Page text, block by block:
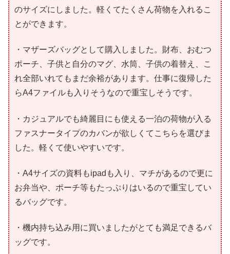
のサイズにしました。軽くてたくさん荷物を入れるこ
とができます。
・マザーズバッグとして購入しました。財布、おむつ
ポーチ、子供と自分のマグ、水筒、子供の着替え、こ
れ全部いれてもまだ余裕があります。仕事に復帰した
らA4ファイルも入りそうなので重宝しそうです。
・カジュアルでも綺麗目にも使える一泊の荷物が入る
ファスナータイプのカバンが欲しくてこちらを選びま
した。軽くて使いやすいです。
・A4サイズの資料もipadも入り、マチがあるので更に
お弁当や、ポーチ等もたっぷりはいるので重宝してい
るバッグです。
・機内持ち込み用に買いましたがとても満足できるバ
ッグです。